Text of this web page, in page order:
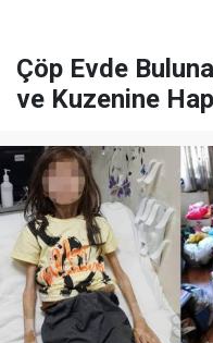
Çöp Evde
ve Kuzenine